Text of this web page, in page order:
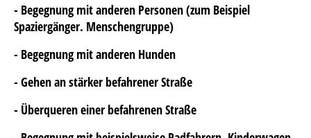
- Begegnung mit anderen Personen (zum Beispiel
Spaziergänger. Menschengruppe)
- Begegnung mit anderen Hunden
- Gehen an stärker befahrener Straße
- Überqueren einer befahrenen Straße